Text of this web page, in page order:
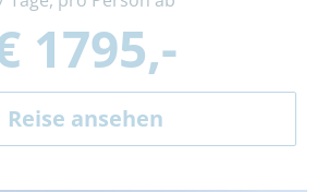
1795,-
Reise ansehen